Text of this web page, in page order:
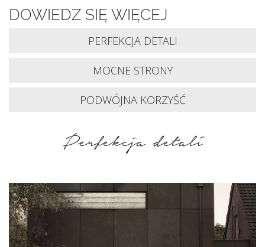
DOWIEDZ SIĘ WIĘCEJ
PERFEKCJA DETALI
MOCNE STRONY
PODWÓJNA KORZYŚĆ
Perfekcja detali